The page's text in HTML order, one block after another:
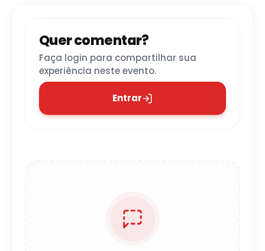
Quer comentar?
Faça login para compartilhar sua
experiência neste evento.
Entrar